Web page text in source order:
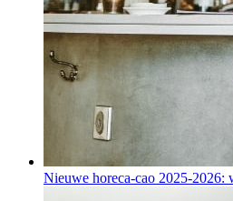
Nieuwe horeca-cao 2025-2026: